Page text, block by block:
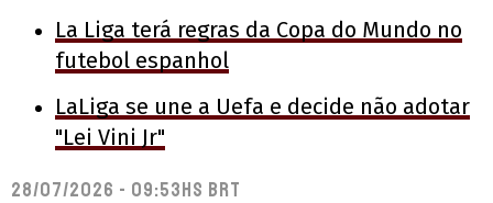
La Liga terá regras da Copa do Mundo no
futebol espanhol
LaLiga se une a Uefa e decide não adotar
"Lei Vini Jr"
28/07/2026 - 09:53hs BRT